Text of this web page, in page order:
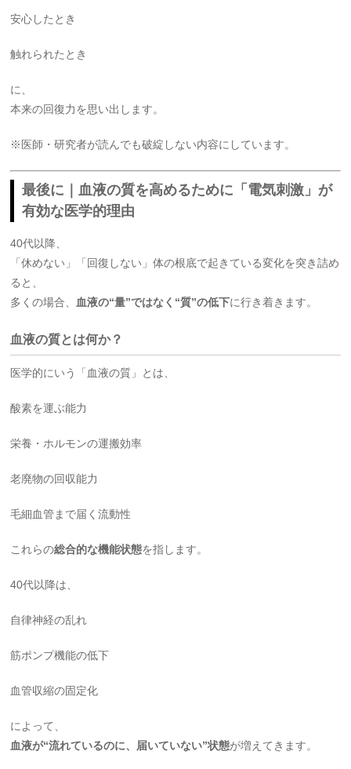
安心したとき
触れられたとき
に、
本来の回復力を思い出します。
※医師・研究者が読んでも破綻しない内容にしています。
最後に｜血液の質を高めるために「電気刺激」が
有効な医学的理由
40代以降、
「休めない」「回復しない」体の根底で起きている変化を突き詰め
ると、
多くの場合、 血液の“量”ではなく“質”の低下に行き着きます。
血液の質とは何か？
医学的にいう「血液の質」とは、
酸素を運ぶ能力
栄養・ホルモンの運搬効率
老廃物の回収能力
毛細血管まで届く流動性
これらの総合的な機能状態を指します。
40代以降は、
自律神経の乱れ
筋ポンプ機能の低下
血管収縮の固定化
によって、
血液が“流れているのに、届いていない”状態が増えてきます。